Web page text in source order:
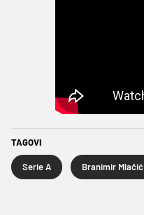
TAGOVI
Serie A Branimir Mlačić